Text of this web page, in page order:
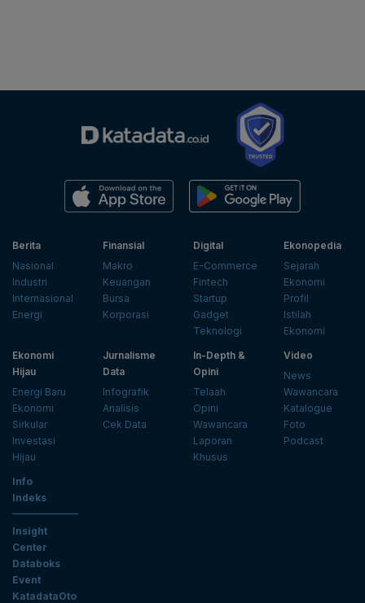
Berita
Nasional
Industri
Internasional
Energi
Finansial
Makro
Keuangan
Bursa
Korporasi
Digital
E-Commerce
Fintech
Startup
Gadget
Teknologi
Ekonopedia
Sejarah
Ekonomi
Profil
Istilah
Ekonomi
Ekonomi
Hijau
Energi Baru
Ekonomi
Sirkular
Investasi
Hijau
Jurnalisme
Data
Infografik
Analisis
Cek Data
In-Depth &
Opini
Telaah
Opini
Wawancara
Laporan
Khusus
Video
News
Wawancara
Katalogue
Foto
Podcast
Info
Indeks
Insight
Center
Databoks
Event
KatadataOto